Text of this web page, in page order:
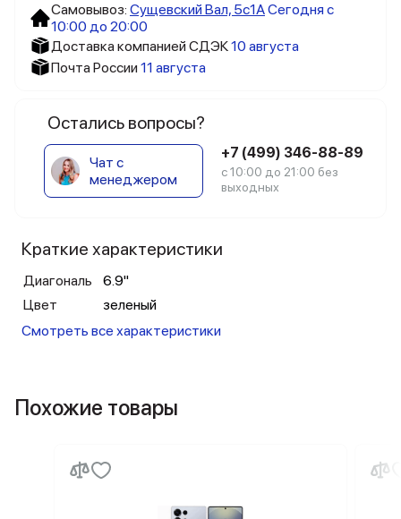
Самовывоз: Сущевский Вал, 5c1АСегодня с
10:00 до 20:00
Доставка компанией СДЭК10 августа
Почта России 11 августа
Остались вопросы?
Чат с
менеджером
+7 (499) 346-88-89
с 10:00 до 21:00 без
выходных
Краткие характеристики
Диагональ
6.9"
Цвет
зеленый
Смотреть все характеристики
Похожие товары